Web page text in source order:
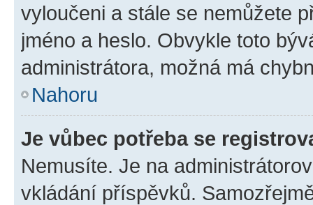
vyloučeni a stále se nemůžete
jméno a heslo. Obvykle toto
administrátora, možná má
Nahoru
Je vůbec potřeba se
Nemusíte. Je na
vkládání příspěvků.